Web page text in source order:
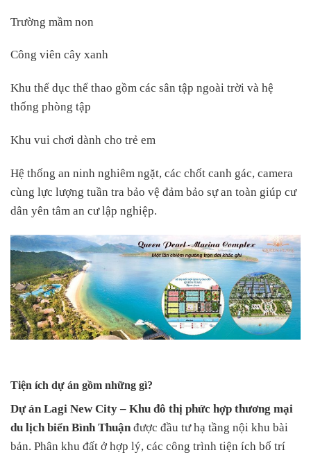
Trường mầm non
Công viên cây xanh
Khu thể dục thể thao gồm các sân tập ngoài trời và hệ
thống phòng tập
Khu vui chơi dành cho trẻ em
Hệ thống an ninh nghiêm ngặt, các chốt canh gác, camera
cùng lực lượng tuần tra bảo vệ đảm bảo sự an toàn giúp cư
dân yên tâm an cư lập nghiệp.
Tiện ích dự án gồm những gì?
Dự án Lagi New City – Khu đô thị phức hợp thương mại
du lịch biển Bình Thuận được đầu tư hạ tầng nội khu bài
bản. Phân khu đất ở hợp lý, các công trình tiện ích bố trí